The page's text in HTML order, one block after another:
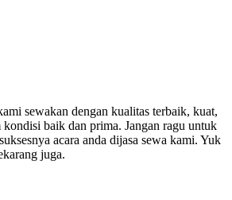
sewakan dengan kualitas terbaik, kuat,
baik dan prima. Jangan ragu untuk
acara anda dijasa sewa kami. Yuk
juga.